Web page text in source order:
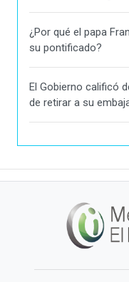
¿Por qué el papa
su pontificado?
El Gobierno calificó
de retirar a su